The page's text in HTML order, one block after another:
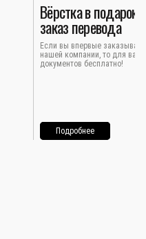
Вёрстка в подарок
заказ перевода
Если вы впервые
нашей компании, то для вас
документов бесплатно!
Подробнее